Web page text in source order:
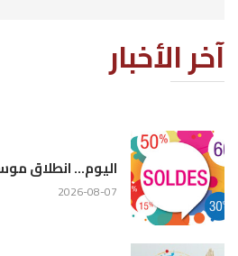
آخر الأخبار
اليوم… انطلاق
2026-08-07